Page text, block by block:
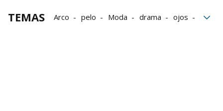
TEMAS Arco pelo Moda drama
ojos